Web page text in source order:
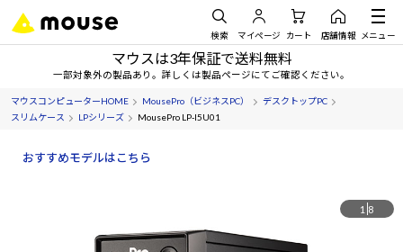
検索 マイページ カート 店舗情報 メニュー
マウスは3年保証で送料無料
一部対象外の製品あり。詳しくは製品ページにてご確認ください。
マウスコンピューターHOME MousePro（ビジネスPC）
デスクトップPC
スリムケース
LPシリーズ MousePro LP-I5U01
おすすめモデルはこちら
1 8